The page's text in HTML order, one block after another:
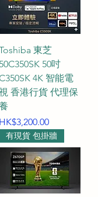
：最佳觀看距離
米。
最佳觀看距離
米。
最佳觀看距離
或以上。
電視尺寸，其大
是多少？
尺寸的大約機身
東芝
50C350SK 50吋
4K 智能電
香港行貨 代理保
價格
HK$3,200.00
有現貨 包掛牆